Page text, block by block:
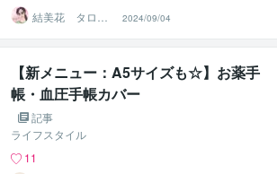
結美花 タロッ
トカード士、西
洋占星術士
2024/09/04
【新メニュー：A5サイズも☆】お薬手
帳・血圧手帳カバー
記事
ライフスタイル
11